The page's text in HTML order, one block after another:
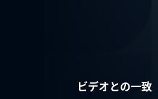
ビデオとの一致